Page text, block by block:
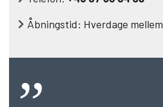
Åbningstid: Hverdage mellem